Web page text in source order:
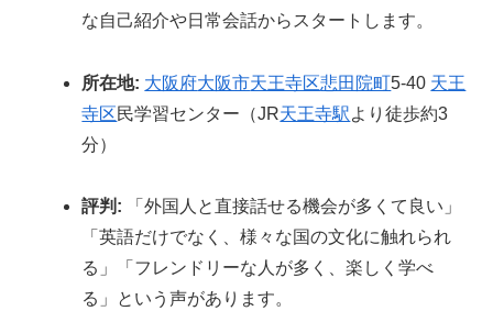
な自己紹介や日常会話からスタートします。
所在地: 大阪府大阪市天王寺区悲田院町5-40 天王
寺区民学習センター（JR天王寺駅より徒歩約3
分）
評判: 「外国人と直接話せる機会が多くて良い」
「英語だけでなく、様々な国の文化に触れられ
る」「フレンドリーな人が多く、楽しく学べ
る」という声があります。